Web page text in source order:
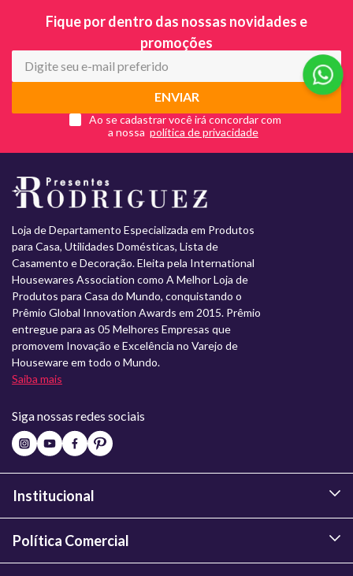
Fique por dentro das nossas novidades e
promoções
ENVIAR
Ao se cadastrar você irá concordar com
a nossa
Loja de Departamento Especializada em Produtos
para Casa, Utilidades Domésticas, Lista de
Casamento e Decoração. Eleita pela International
Housewares Association como A Melhor Loja de
Produtos para Casa do Mundo, conquistando o
Prêmio Global Innovation Awards em 2015. Prêmio
entregue para as 05 Melhores Empresas que
promovem Inovação e Excelência no Varejo de
Houseware em todo o Mundo.
Saiba mais
Siga nossas redes sociais
Institucional
Política Comercial